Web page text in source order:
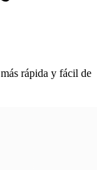
rápida y fácil de